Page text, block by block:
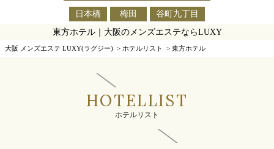
日本橋 梅田
谷町九丁目
東方ホテル｜大阪のメンズエステならLUXY
大阪 メンズエステ LUXY(ラグジー) > ホテルリスト > 東方ホテル
HOTELLIST
ホテルリスト